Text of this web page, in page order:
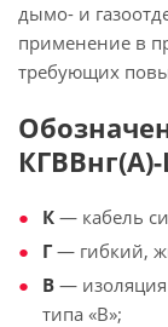
дымо- и
применение в
требующих
КГВВнг(А)-
К — кабель
Г — гибкий,
В — изоляция
типа «В»;